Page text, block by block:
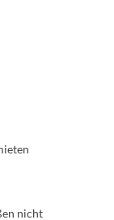
nicht